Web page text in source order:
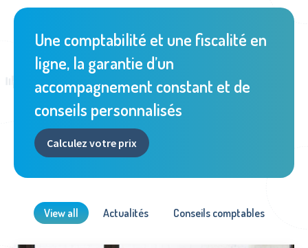
Une comptabilité et une fiscalité en
ligne, la garantie d’un
accompagnement constant et de
conseils personnalisés
Calculez votre prix
View all Actualités Conseils comptables